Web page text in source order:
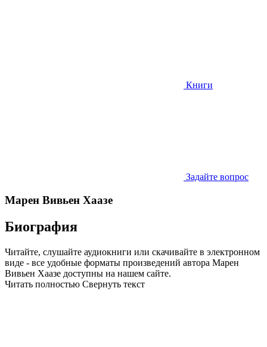
Книги
Задайте вопрос
Марен Вивьен Хаазе
Биография
Читайте, слушайте аудиокниги или скачивайте в электронном
виде - все удобные форматы произведений автора Марен
Вивьен Хаазе доступны на нашем сайте.
Читать полностью Свернуть текст